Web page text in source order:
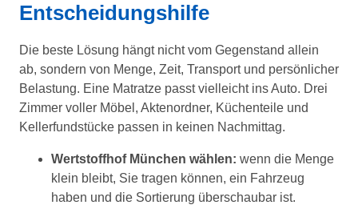
Entscheidungshilfe
Die beste Lösung hängt nicht vom Gegenstand allein
ab, sondern von Menge, Zeit, Transport und persönlicher
Belastung. Eine Matratze passt vielleicht ins Auto. Drei
Zimmer voller Möbel, Aktenordner, Küchenteile und
Kellerfundstücke passen in keinen Nachmittag.
Wertstoffhof München wählen: wenn die Menge
klein bleibt, Sie tragen können, ein Fahrzeug
haben und die Sortierung überschaubar ist.